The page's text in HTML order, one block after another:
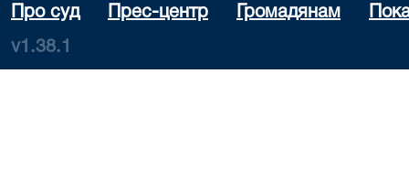
Про суд Прес-центр Громадянам
v1.38.1